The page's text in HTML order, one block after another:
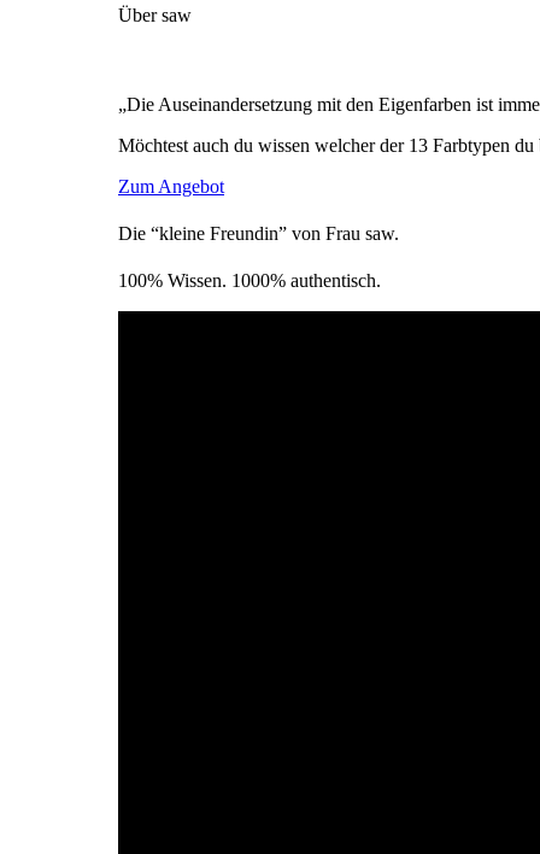
Über saw
„Die Auseinandersetzung mit den Eigenfarben ist
Möchtest auch du wissen welcher der 13 Farbtypen
Zum Angebot
Die “kleine Freundin” von Frau saw.
100% Wissen. 1000% authentisch.